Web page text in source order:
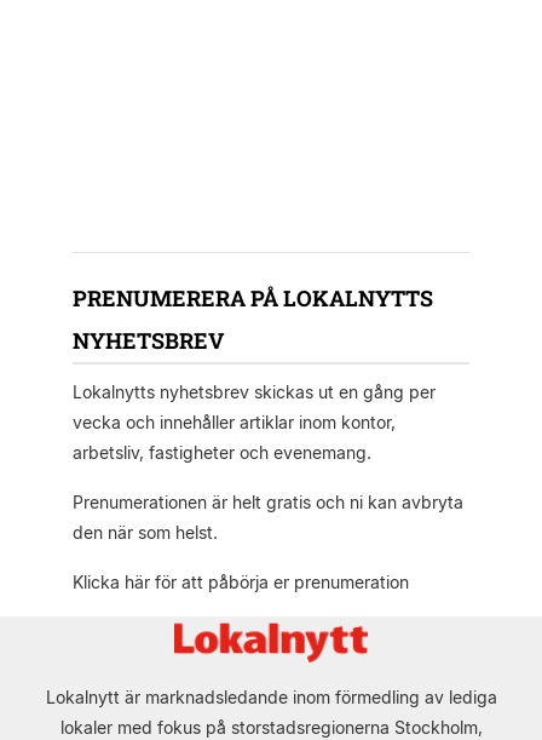
PRENUMERERA PÅ LOKALNYTTS
NYHETSBREV
Lokalnytts nyhetsbrev skickas ut en gång per
vecka och innehåller artiklar inom kontor,
arbetsliv, fastigheter och evenemang.
Prenumerationen är helt gratis och ni kan avbryta
den när som helst.
Klicka här för att påbörja er prenumeration
Lokalnytt är marknadsledande inom förmedling av lediga
lokaler med fokus på storstadsregionerna Stockholm,